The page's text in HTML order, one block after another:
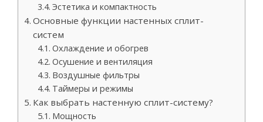
Эстетика и компактность
Основные функции настенных сплит-
систем
Охлаждение и обогрев
Осушение и вентиляция
Воздушные фильтры
Таймеры и режимы
Как выбрать настенную сплит-систему?
Мощность